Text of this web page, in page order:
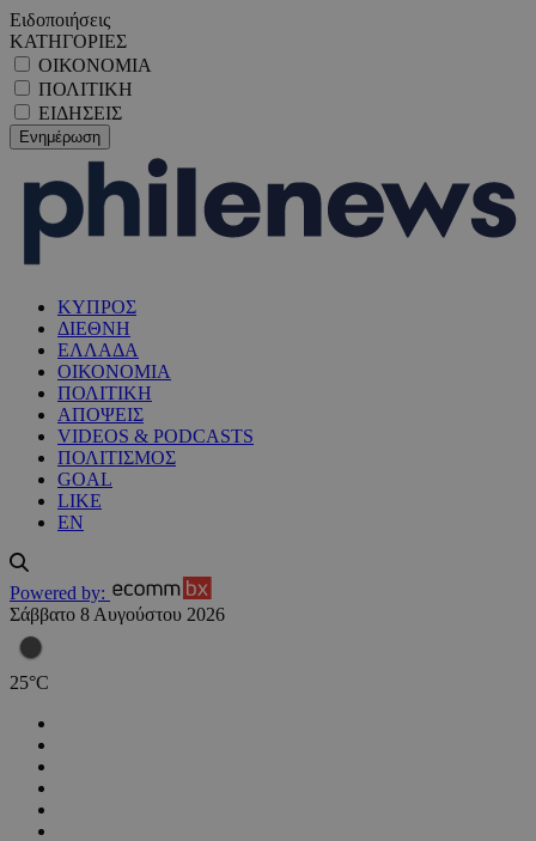
Ειδοποιήσεις
ΚΑΤΗΓΟΡΙΕΣ
ΟΙΚΟΝΟΜΙΑ
ΠΟΛΙΤΙΚΗ
ΕΙΔΗΣΕΙΣ
ΚΥΠΡΟΣ
ΔΙΕΘΝΗ
ΕΛΛΑΔΑ
ΟΙΚΟΝΟΜΙΑ
ΠΟΛΙΤΙΚΗ
ΑΠΟΨΕΙΣ
VIDEOS & PODCASTS
ΠΟΛΙΤΙΣΜΟΣ
GOAL
LIKE
EN
Powered by:
Σάββατο 8 Αυγούστου 2026
25°C